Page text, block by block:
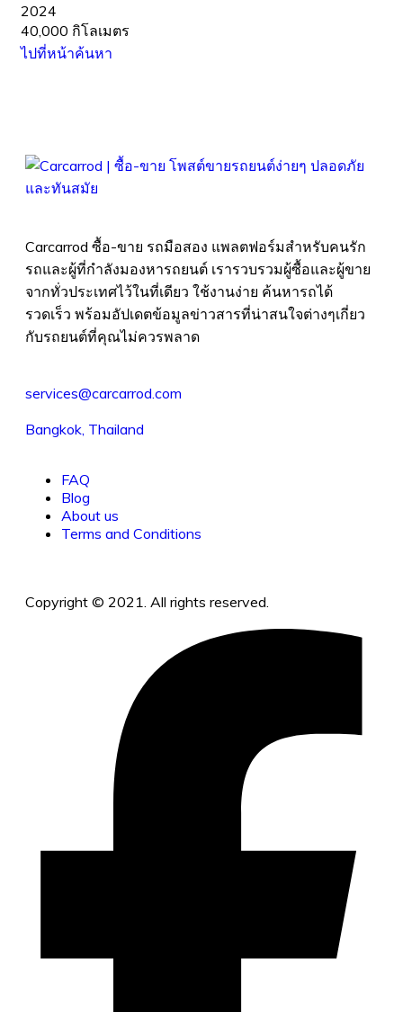
2024
40,000 กิโลเมตร
ไปที่หน้าค้นหา
Carcarrod ซื้อ-ขาย รถมือสอง แพลตฟอร์มสำหรับคนรัก
รถและผู้ที่กำลังมองหารถยนต์ เรารวบรวมผู้ซื้อและผู้ขาย
จากทั่วประเทศไว้ในที่เดียว ใช้งานง่าย ค้นหารถได้
รวดเร็ว พร้อมอัปเดตข้อมูลข่าวสารที่น่าสนใจต่างๆเกี่ยว
กับรถยนต์ที่คุณไม่ควรพลาด
services@carcarrod.com
Bangkok, Thailand
FAQ
Blog
About us
Terms and Conditions
Copyright © 2021. All rights reserved.